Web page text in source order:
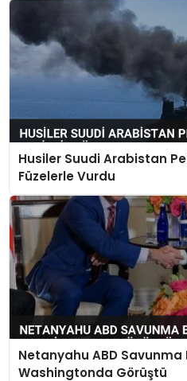
Husiler Suudi Arabistan
Füzelerle Vurdu
Netanyahu ABD Savunma
Washingtonda Görüştü